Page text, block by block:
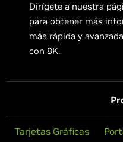
Dirígete a nuestra
para obtener más
más rápida y
con 8K.
Tarjetas Gráficas